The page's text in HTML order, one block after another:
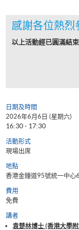
感謝各位熱烈
以上活動經已圓滿結
日期及時間
2026年6月6日 (星期六)
16:30 - 17:30
活動形式
現場出席
地點
香港金鐘道95號統一中心
費用
免費
講者
袁楚林博士 (香港大學